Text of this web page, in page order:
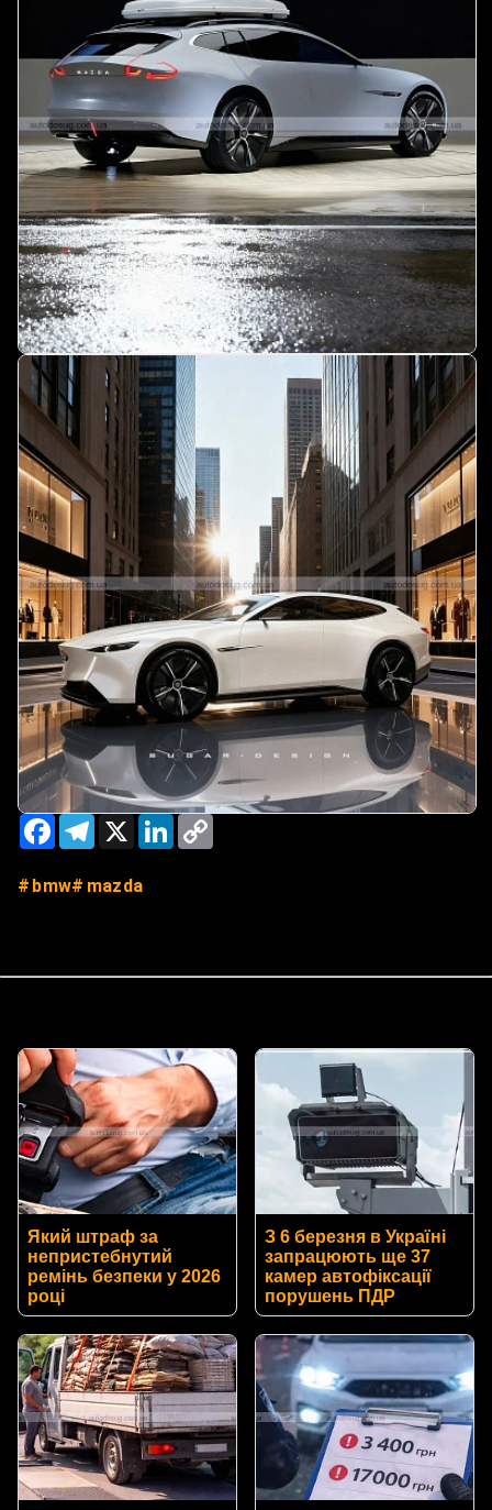
FacebookTelegram
X LinkedIn
bmw mazda
Який штраф за
непристебнутий
ремінь безпеки у 2026
році
З 6 березня в Україні
запрацюють ще 37
камер автофіксації
порушень ПДР